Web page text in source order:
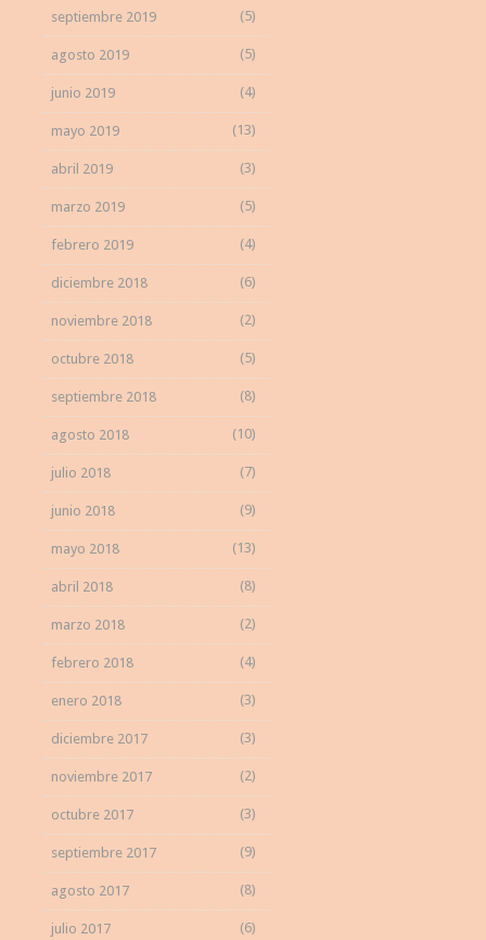
septiembre 2019 (5)
agosto 2019 (5)
junio 2019 (4)
mayo 2019 (13)
abril 2019 (3)
marzo 2019 (5)
febrero 2019 (4)
diciembre 2018 (6)
noviembre 2018 (2)
octubre 2018 (5)
septiembre 2018 (8)
agosto 2018 (10)
julio 2018 (7)
junio 2018 (9)
mayo 2018 (13)
abril 2018 (8)
marzo 2018 (2)
febrero 2018 (4)
enero 2018 (3)
diciembre 2017 (3)
noviembre 2017 (2)
octubre 2017 (3)
septiembre 2017 (9)
agosto 2017 (8)
julio 2017 (6)